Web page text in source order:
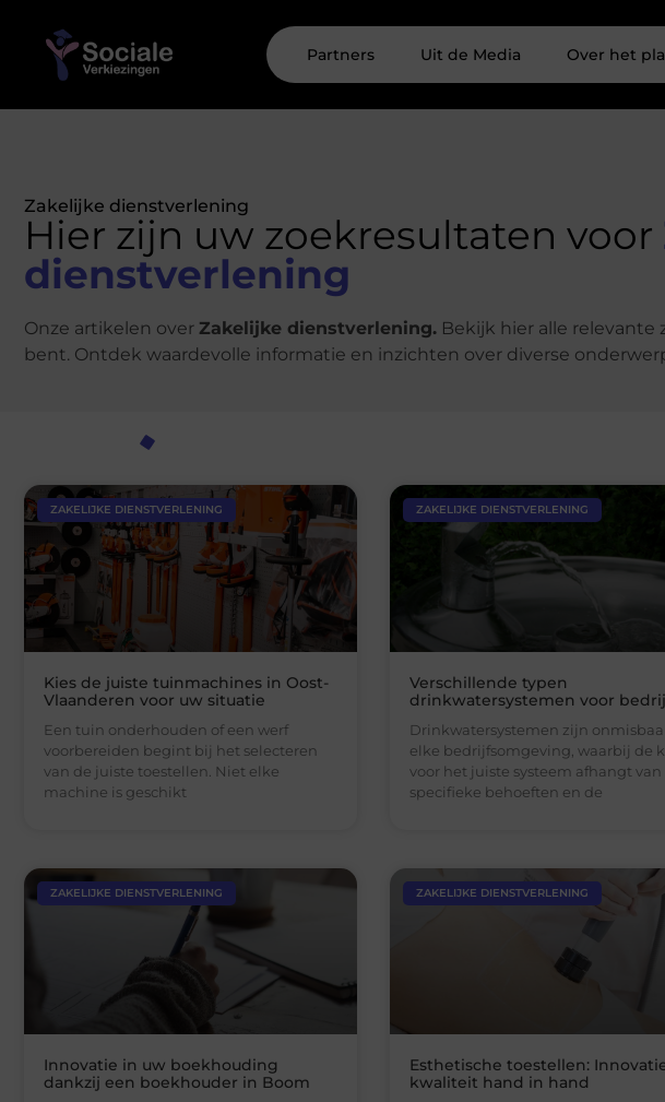
Partners Uit de Media Over het
Zakelijke dienstverlening
Hier zijn uw zoekresultaten voor
dienstverlening
Onze artikelen over Zakelijke dienstverlening. Bekijk hier alle relevante
bent. Ontdek waardevolle informatie en inzichten over diverse
ZAKELIJKE DIENSTVERLENING
Kies de juiste tuinmachines in Oost-
Vlaanderen voor uw situatie
Een tuin onderhouden of een werf
voorbereiden begint bij het selecteren
van de juiste toestellen. Niet elke
machine is geschikt
ZAKELIJKE DIENSTVERLENING
Verschillende typen
drinkwatersystemen voor
Drinkwatersystemen zijn
elke bedrijfsomgeving, waarbij de
voor het juiste systeem afhangt van
specifieke behoeften en de
ZAKELIJKE DIENSTVERLENING
Innovatie in uw boekhouding
dankzij een boekhouder in Boom
ZAKELIJKE DIENSTVERLENING
Esthetische toestellen:
kwaliteit hand in hand